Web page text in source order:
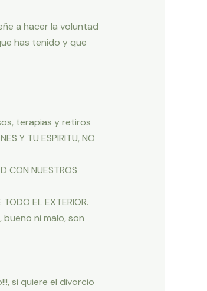
a hacer la voluntad
has tenido y que
terapias y retiros
Y TU ESPIRITU, NO
CON NUESTROS
EL EXTERIOR.
ni malo, son
si quiere el divorcio